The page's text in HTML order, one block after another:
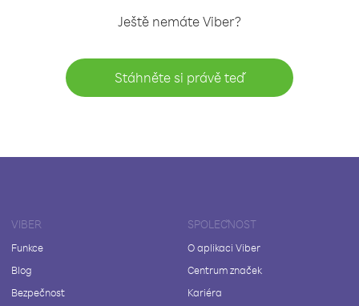
Ještě nemáte Viber?
Stáhněte si právě teď
VIBER
Funkce
Blog
Bezpečnost
SPOLEČNOST
O aplikaci Viber
Centrum značek
Kariéra